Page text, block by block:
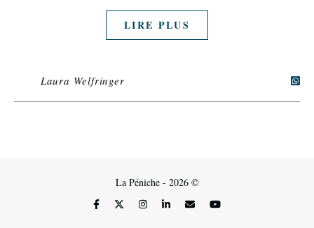
LIRE PLUS
Laura Welfringer
La Péniche - 2026 ©